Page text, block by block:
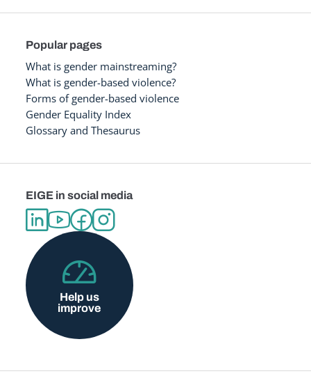
Popular pages
What is gender mainstreaming?
What is gender-based violence?
Forms of gender-based violence
Gender Equality Index
Glossary and Thesaurus
EIGE in social media
Help us
improve